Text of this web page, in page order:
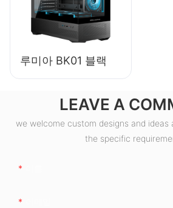
루미아 BK01 블랙
LEAVE A
we welcome custom designs and ideas
the specific